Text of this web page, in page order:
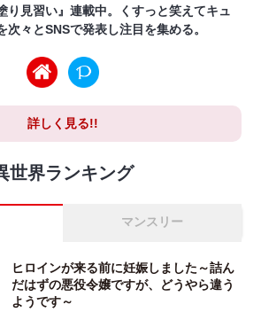
り見習い』連載中。くすっと笑えてキュ
次々とSNSで発表し注目を集める。
詳しく見る!!
世界ランキング
マンスリー
ヒロインが来る前に妊娠しました～詰ん
だはずの悪役令嬢ですが、どうやら違う
ようです～